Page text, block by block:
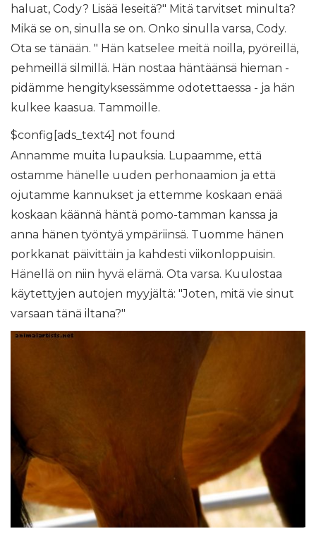
haluat, Cody? Lisää leseitä?" Mitä tarvitset minulta?
Mikä se on, sinulla se on. Onko sinulla varsa, Cody.
Ota se tänään. " Hän katselee meitä noilla, pyöreillä,
pehmeillä silmillä. Hän nostaa häntäänsä hieman -
pidämme hengityksessämme odotettaessa - ja hän
kulkee kaasua. Tammoille.
$config[ads_text4] not found
Annamme muita lupauksia. Lupaamme, että
ostamme hänelle uuden perhonaamion ja että
ojutamme kannukset ja ettemme koskaan enää
koskaan käännä häntä pomo-tamman kanssa ja
anna hänen työntyä ympäriinsä. Tuomme hänen
porkkanat päivittäin ja kahdesti viikonloppuisin.
Hänellä on niin hyvä elämä. Ota varsa. Kuulostaa
käytettyjen autojen myyjältä: "Joten, mitä vie sinut
varsaan tänä iltana?"